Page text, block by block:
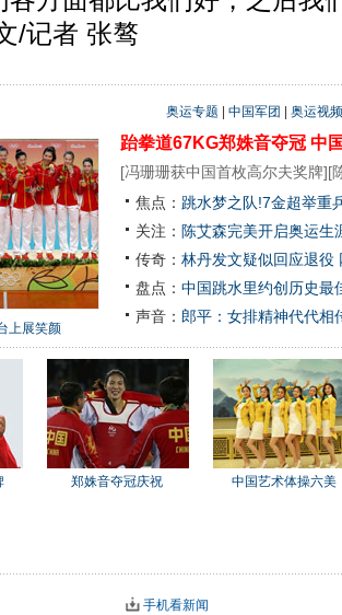
/记者 张骜
奥运专题 中国军团 奥运视频
上展笑颜
跆拳道67KG郑姝音夺冠 中
[冯珊珊获中国首枚高尔夫奖牌][
焦点： 跳水梦之队!7金超举重
关注： 陈艾森完美开启奥运
传奇： 林丹发文疑似回应退役
盘点： 中国跳水里约创历史最
声音： 郎平：女排精神代代相
郑姝音夺冠庆祝 中国艺术体操六美
手机看新闻